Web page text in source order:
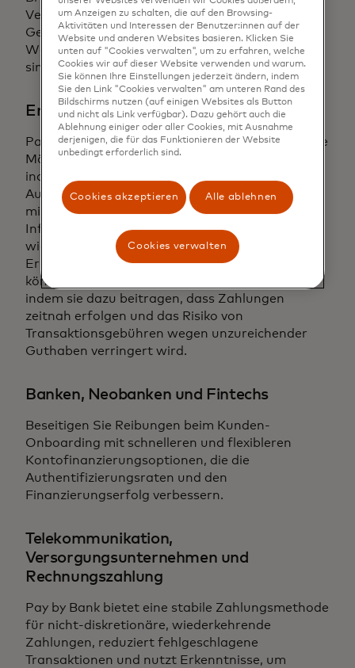
Versicherungen zugänglicher machen, wo
Geschwindigkeit, Kosteneffizienz und
Wahlfreiheit für den Verbraucher entscheidend
sind.
Enterprise SaaS
Pay by Bank bietet Abonnementunternehmen die
Möglichkeit, das Bezahlerlebnis zu verbessern,
indem sie die bestehenden
Authentifizierungsprotokolle der Verbraucher
mit ihrer Bank nutzen, um alle notwendigen
Informationen für die Ausführung
wiederkehrender Zahlungen abzurufen. Die
Erkenntnisse aus bankauthentifizierten Daten
können Verbraucher und Händler schützen,
indem sie dazu beitragen, dass Zahlungen
zeitnah erfolgen und das Risiko von
Transaktionsgebühren wegen unzureichender
Guthaben verringert wird.
Banken, Neobanken und Fintechs
Beseitigen Sie Reibungen beim Kunden-
Onboarding mit schnelleren und flexibleren
Kontofinanzierungsoptionen, die die
Authentifizierungsraten und den
Finanzierungserfolg verbessern.
Telekommunikation,
Versorgungsunternehmen und
Rechnungszahlung
Pay by Bank bietet eine stabile Zahlungsmethode
für nicht-diskretionäre, wiederkehrende
Zahlungen, reduziert fehlgeschlagene
Transaktionen und nutzt Erkenntnisse, um
um Anzeigen zu schalten, die auf den Browsing-
Aktivitäten und Interessen der Benutzer:innen auf der
Website und anderen Websites basieren. Klicken Sie
unten auf "Cookies verwalten", um zu erfahren, welche
Cookies wir auf dieser Website verwenden und warum.
Sie können Ihre Einstellungen jederzeit ändern, indem
Sie den Link "Cookies verwalten" am unteren Rand des
Bildschirms nutzen (auf einigen Websites als Button
und nicht als Link verfügbar). Dazu gehört auch die
Ablehnung einiger oder aller Cookies, mit Ausnahme
derjenigen, die für das Funktionieren der Website
unbedingt erforderlich sind.
Cookies akzeptieren Alle ablehnen
Cookies verwalten